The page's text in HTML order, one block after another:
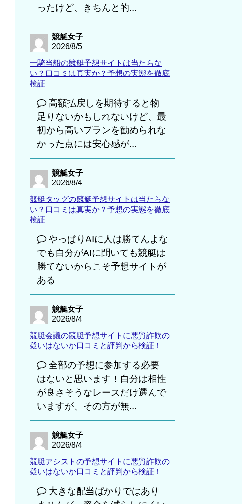
ったけど、きちんと的...
競艇女子
2026/8/5
一騎当船の競艇予想サイトは当たらな
い？口コミは真実か？予想の実態を徹底
検証
高額払戻しを期待すると物
足りないかもしれないけど、最
初から高いプランを勧められな
かった点には安心感が...
競艇女子
2026/8/4
競艇タッグの競艇予想サイトは当たらな
い？口コミは真実か？予想の実態を徹底
検証
やっぱりAIに人は勝てんよな
でも自分がAIに聞いても競艇は
勝てないからこそ予想サイトが
ある
競艇女子
2026/8/4
競艇会議の競艇予想サイトに悪質詐欺の
疑いはないか口コミと評判から検証！
全部の予想に参加する必要
はないと思います！自分は相性
が良さそうなレースだけ選んで
いますが、その方が無...
競艇女子
2026/8/4
競艇アシストの予想サイトに悪質詐欺の
疑いはないか口コミと評判から検証！
大きな配当ばかりではあり